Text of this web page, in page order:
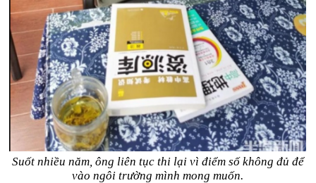
Suốt nhiều năm, ông liên tục thi lại vì điểm số không đủ để
vào ngôi trường mình mong muốn.